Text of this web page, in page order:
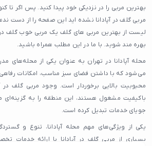
بهترین مربی را در نزدیکی خود پیدا کنید. پس اگر تا
مربی گلف در آپادانا نشده اید این صفحه را از دست
لیست از بهترین مربی های گلف یک مربی خوب گلف در
بهره مند شوید. با ما در این مطلب همراه باشید.
محله آپادانا در تهران به عنوان یکی از
می‌شود که با داشتن فضای سبز مناسب، امکانات
محبوبیت بالایی برخوردار است. وجود مربی گلف در
باکیفیت مشغول هستند، این منطقه را به گزینه‌ای
جویای خدمات تبدیل کرده است.
یکی از ویژگی‌های مهم محله آپادانا، تنوع و
بسیاری از مربی گلف در آپادانا با ارائه خدمات